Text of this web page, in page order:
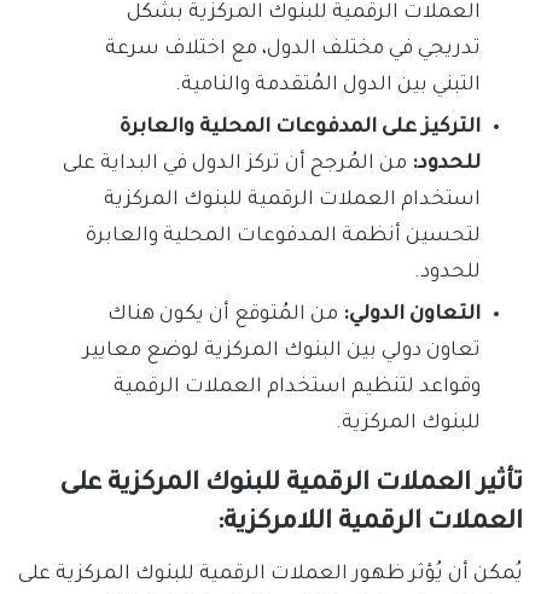
العملات الرقمية للبنوك المركزية بشكل
تدريجي في مختلف الدول، مع اختلاف سرعة
التبني بين الدول المُتقدمة والنامية.
التركيز على المدفوعات المحلية والعابرة
للحدود: من المُرجح أن تركز الدول في البداية على
استخدام العملات الرقمية للبنوك المركزية
لتحسين أنظمة المدفوعات المحلية والعابرة
للحدود.
التعاون الدولي: من المُتوقع أن يكون هناك
تعاون دولي بين البنوك المركزية لوضع معايير
وقواعد لتنظيم استخدام العملات الرقمية
للبنوك المركزية.
تأثير العملات الرقمية للبنوك المركزية على
العملات الرقمية اللامركزية:
يُمكن أن يُؤثر ظهور العملات الرقمية للبنوك المركزية على